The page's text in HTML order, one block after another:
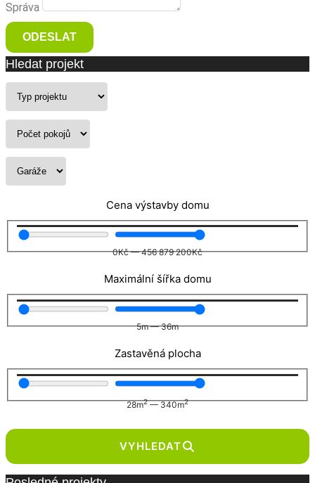
Správa
ODESLAT
Hledat projekt
Cena výstavby domu
0Kč—456 879 200Kč
Maximální šířka domu
5m—36m
Zastavěná plocha
28m2—340m2
VYHLEDAT